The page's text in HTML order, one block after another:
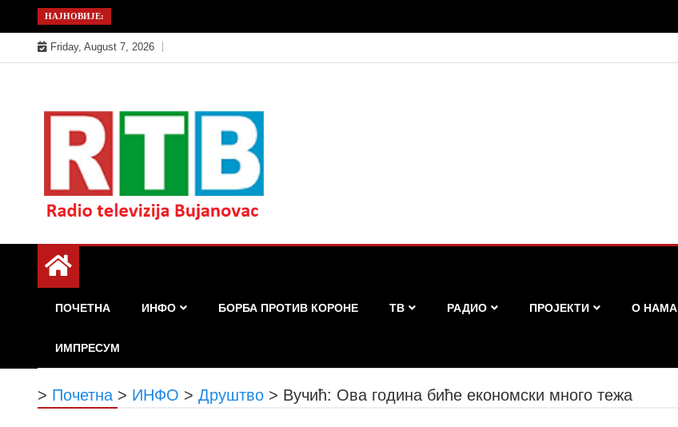
to
content
НАЈНОВИЈЕ:
Friday, August 7, 2026
РТБ Бујановац
ПОЧЕТНА ИНФО БОРБА ПРОТИВ КОРОНЕ ТВ РАДИО ПРОЈЕКТИ О НАМА
ИМПРЕСУМ
> Почетна > ИНФО > Друштво > Вучић: Oва година биће економски много тежа